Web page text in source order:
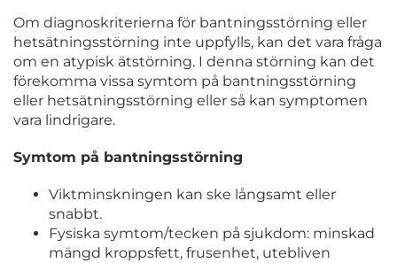
Om diagnoskriterierna för bantningsstörning eller
hetsätningsstörning inte uppfylls, kan det vara fråga
om en atypisk ätstörning. I denna störning kan det
förekomma vissa symtom på bantningsstörning
eller hetsätningsstörning eller så kan symptomen
vara lindrigare.
Symtom på bantningsstörning
Viktminskningen kan ske långsamt eller
snabbt.
Fysiska symtom/tecken på sjukdom: minskad
mängd kroppsfett, frusenhet, utebliven